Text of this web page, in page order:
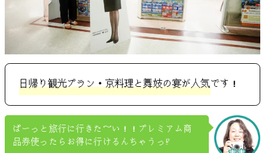
日帰り観光プラン・京料理と舞妓の宴が人気です！
ぱーっと旅行に行きた～い！！プレミアム商
品券使ったらお得に行けるんちゃうっ⁉